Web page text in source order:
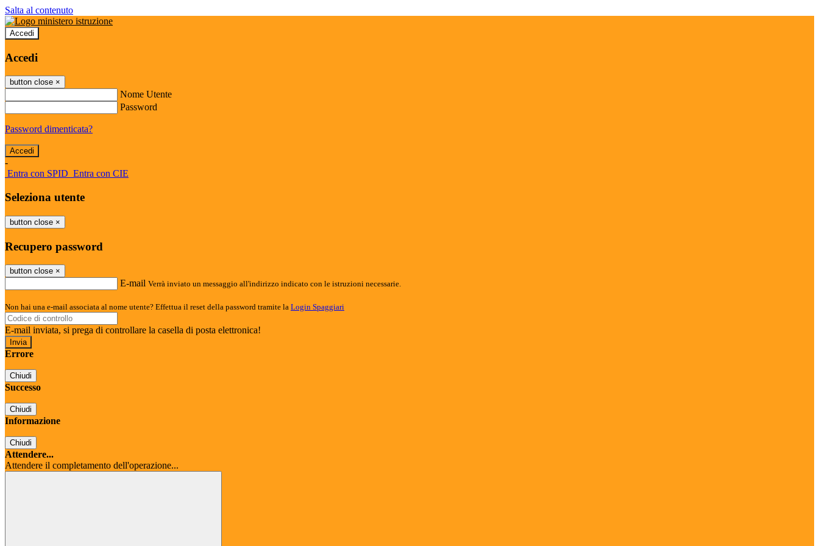
Salta al contenuto
Accedi
Accedi
button close ×
Nome Utente
Password
Password dimenticata?
-
Entra con SPID Entra con CIE
Seleziona utente
button close ×
Recupero password
button close ×
E-mail Verrà inviato un messaggio all'indirizzo indicato con le istruzioni necessarie.
Non hai una e-mail associata al nome utente? Effettua il reset della password tramite la Login Spaggiari
E-mail inviata, si prega di controllare la casella di posta elettronica!
Errore
Chiudi
Successo
Chiudi
Informazione
Chiudi
Attendere...
Attendere il completamento dell'operazione...